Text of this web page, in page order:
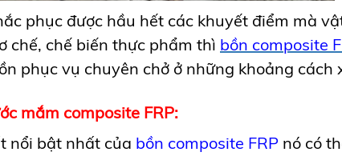
phục được hầu hết các khuyết điểm mà
chế, chế biến thực phẩm thì bồn composite
phục vụ chuyên chở ở những khoảng cách
mắm composite FRP:
nổi bật nhất của bồn composite FRP nó có